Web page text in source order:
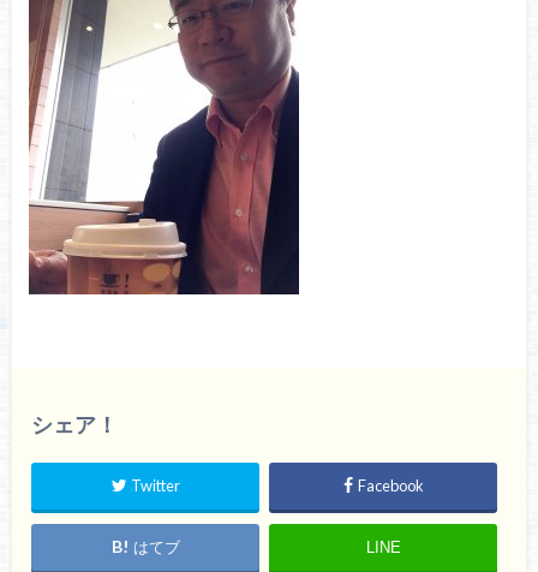
シェア！
Twitter Facebook
はてブ LINE